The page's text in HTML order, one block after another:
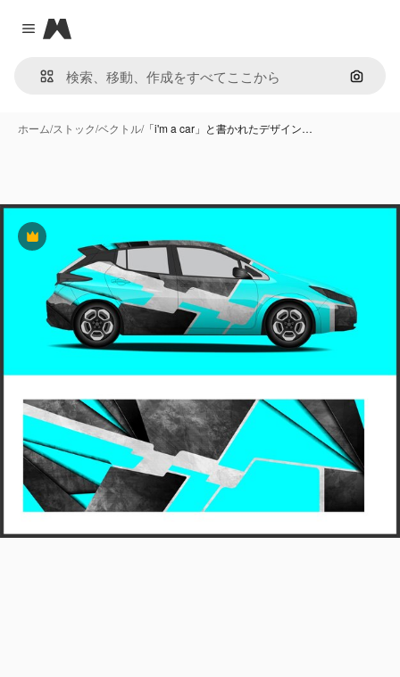
Close menu
Magnific
画像で
ホーム/ストック/ベクトル/「i'm a car」と書かれたデザイン…
Premium